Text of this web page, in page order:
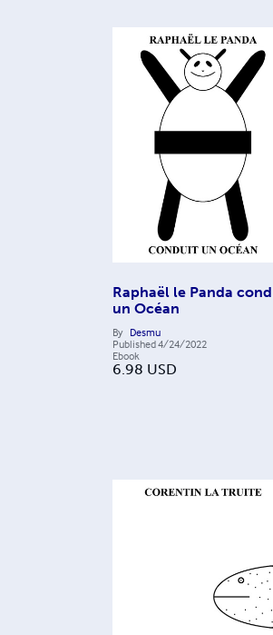
Raphaël le Panda
un Océan
By Desmu
Published4/24/2022
Ebook
6.98 USD